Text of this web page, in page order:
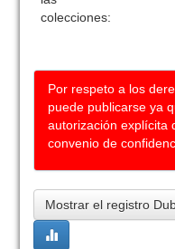
colecciones:
Por respeto a los
puede publicarse ya
autorización explícita
convenio de
Mostrar el registro